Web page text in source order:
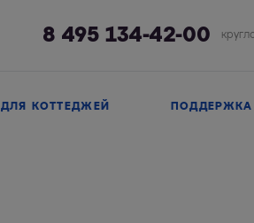
8 495 134-42-00
ДЛЯ КОТТЕДЖЕЙ ПОДДЕРЖКА